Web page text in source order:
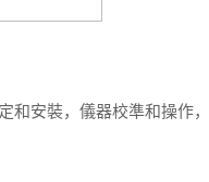
和安裝，儀器校準和操作